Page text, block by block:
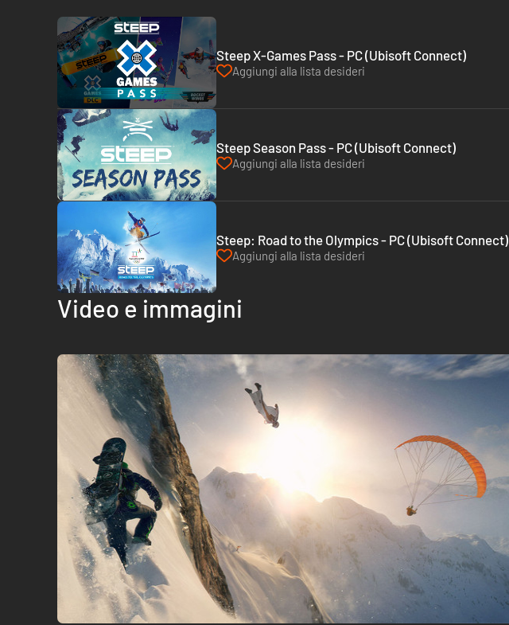
Steep X-Games Pass - PC (Ubisoft Connect)
Aggiungi alla lista desideri
Steep Season Pass - PC (Ubisoft Connect)
Aggiungi alla lista desideri
Steep: Road to the Olympics - PC (Ubisoft Connect)
Aggiungi alla lista desideri
Video e immagini